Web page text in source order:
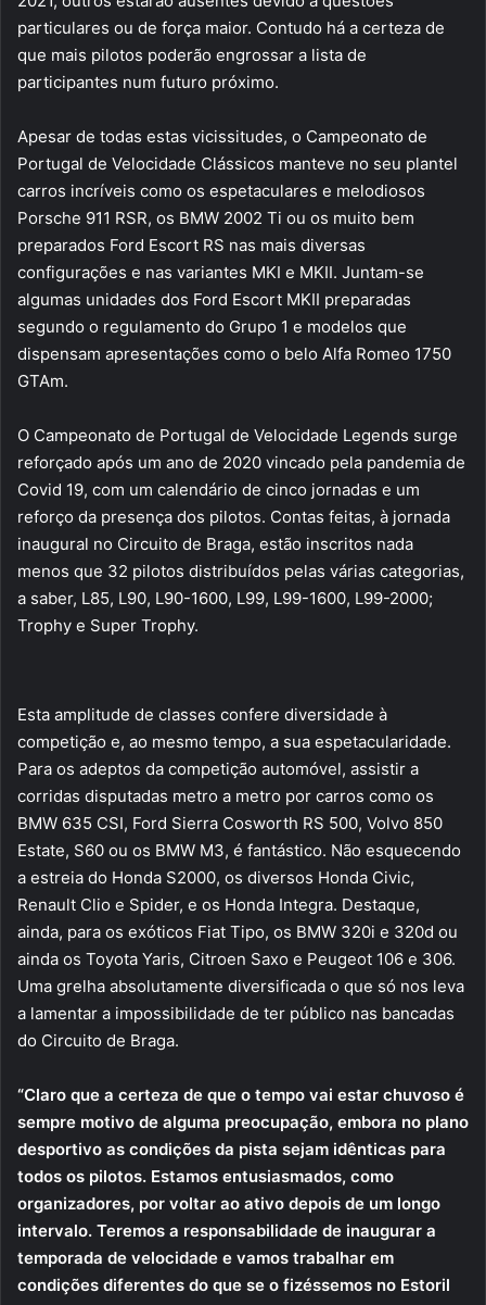
particulares ou de força maior. Contudo há a certeza de
que mais pilotos poderão engrossar a lista de
participantes num futuro próximo.
Apesar de todas estas vicissitudes, o Campeonato de
Portugal de Velocidade Clássicos manteve no seu plantel
carros incríveis como os espetaculares e melodiosos
Porsche 911 RSR, os BMW 2002 Ti ou os muito bem
preparados Ford Escort RS nas mais diversas
configurações e nas variantes MKI e MKII. Juntam-se
algumas unidades dos Ford Escort MKII preparadas
segundo o regulamento do Grupo 1 e modelos que
dispensam apresentações como o belo Alfa Romeo 1750
GTAm.
O Campeonato de Portugal de Velocidade Legends surge
reforçado após um ano de 2020 vincado pela pandemia de
Covid 19, com um calendário de cinco jornadas e um
reforço da presença dos pilotos. Contas feitas, à jornada
inaugural no Circuito de Braga, estão inscritos nada
menos que 32 pilotos distribuídos pelas várias categorias,
a saber, L85, L90, L90-1600, L99, L99-1600, L99-2000;
Trophy e Super Trophy.
Esta amplitude de classes confere diversidade à
competição e, ao mesmo tempo, a sua espetacularidade.
Para os adeptos da competição automóvel, assistir a
corridas disputadas metro a metro por carros como os
BMW 635 CSI, Ford Sierra Cosworth RS 500, Volvo 850
Estate, S60 ou os BMW M3, é fantástico. Não esquecendo
a estreia do Honda S2000, os diversos Honda Civic,
Renault Clio e Spider, e os Honda Integra. Destaque,
ainda, para os exóticos Fiat Tipo, os BMW 320i e 320d ou
ainda os Toyota Yaris, Citroen Saxo e Peugeot 106 e 306.
Uma grelha absolutamente diversificada o que só nos leva
a lamentar a impossibilidade de ter público nas bancadas
do Circuito de Braga.
“Claro que a certeza de que o tempo vai estar chuvoso é
sempre motivo de alguma preocupação, embora no plano
desportivo as condições da pista sejam idênticas para
todos os pilotos. Estamos entusiasmados, como
organizadores, por voltar ao ativo depois de um longo
intervalo. Teremos a responsabilidade de inaugurar a
temporada de velocidade e vamos trabalhar em
condições diferentes do que se o fizéssemos no Estoril